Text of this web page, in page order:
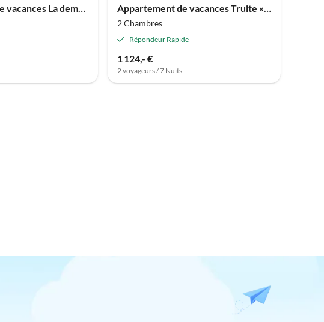
Appartement de vacances La demeure Justine Appartement de vacances Truite « Panorama »
2 Chambres
Répondeur Rapide
1 124,- €
2 voyageurs / 7 Nuits